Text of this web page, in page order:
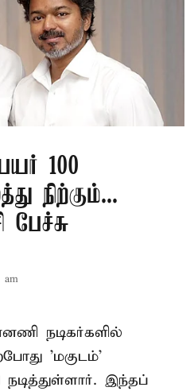
100
நிற்கும்...
பேச்சு
am
நடிகர்களில்
'மகுடம்'
இந்தப்